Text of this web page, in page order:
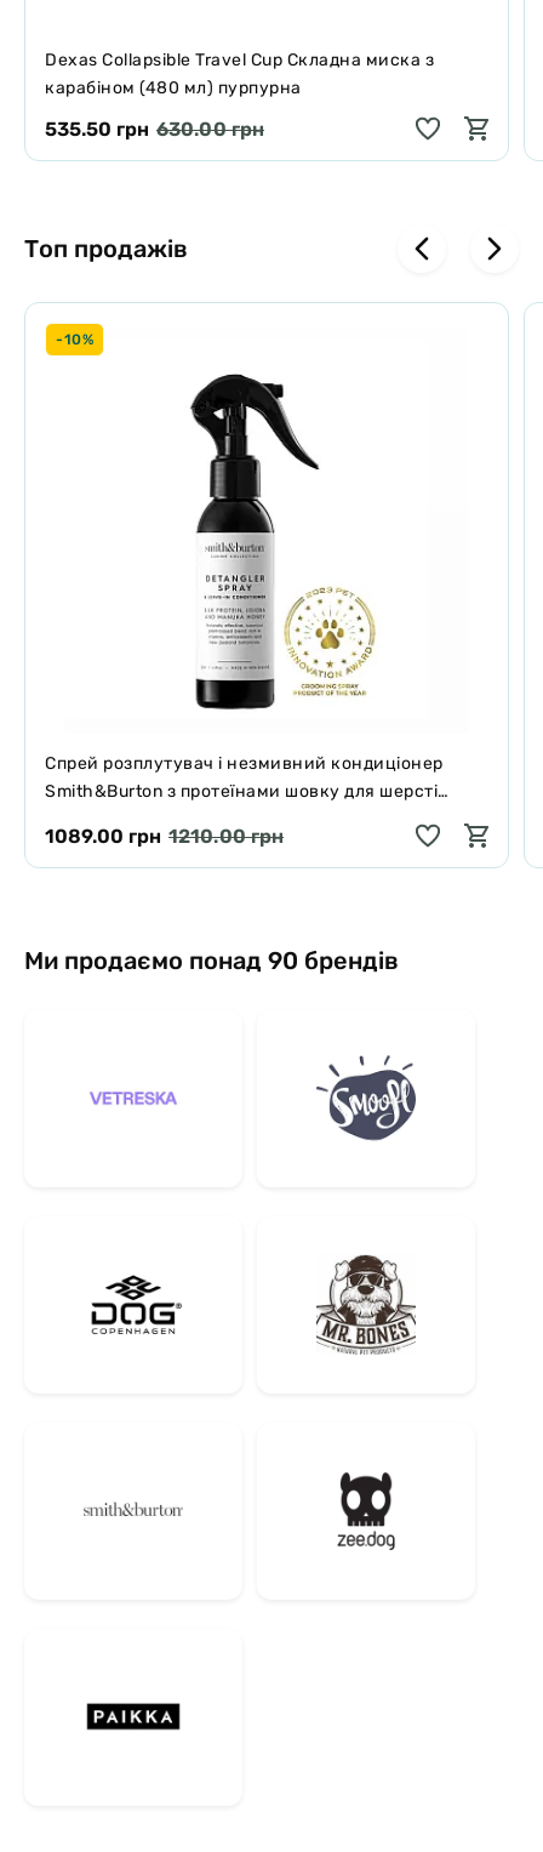
Dexas Collapsible Travel Cup Складна миска з
карабіном (480 мл) пурпурна
535.50 грн 630.00 грн
Топ продажів
-10%
Спрей розплутувач і незмивний кондиціонер
Smith&Burton з протеїнами шовку для шерсті
1089.00 грн 1210.00 грн
Ми продаємо понад 90 брендів